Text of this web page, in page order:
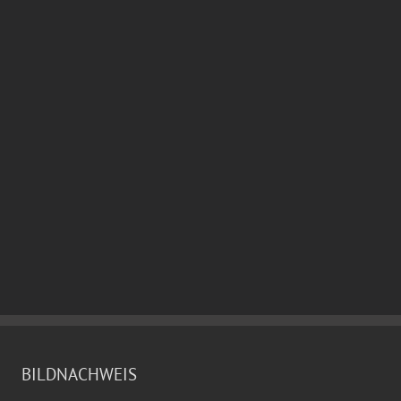
BILDNACHWEIS